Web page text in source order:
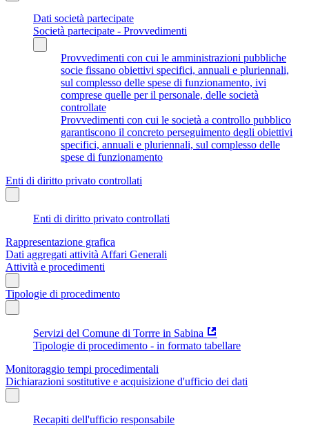
Dati società partecipate
Società partecipate - Provvedimenti
Provvedimenti con cui le amministrazioni pubbliche
socie fissano obiettivi specifici, annuali e pluriennali,
sul complesso delle spese di funzionamento, ivi
comprese quelle per il personale, delle società
controllate
Provvedimenti con cui le società a controllo pubblico
garantiscono il concreto perseguimento degli obiettivi
specifici, annuali e pluriennali, sul complesso delle
spese di funzionamento
Enti di diritto privato controllati
Enti di diritto privato controllati
Rappresentazione grafica
Dati aggregati attività Affari Generali
Attività e procedimenti
Tipologie di procedimento
Servizi del Comune di Torrre in Sabina
Tipologie di procedimento - in formato tabellare
Monitoraggio tempi procedimentali
Dichiarazioni sostitutive e acquisizione d'ufficio dei dati
Recapiti dell'ufficio responsabile